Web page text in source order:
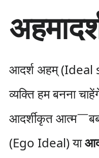
ग्री
एँ
आदर्श अहम् (Ideal
व्यक्ति हम बनना
आदर्शीकृत आत्म￣
(Ego Ideal) या